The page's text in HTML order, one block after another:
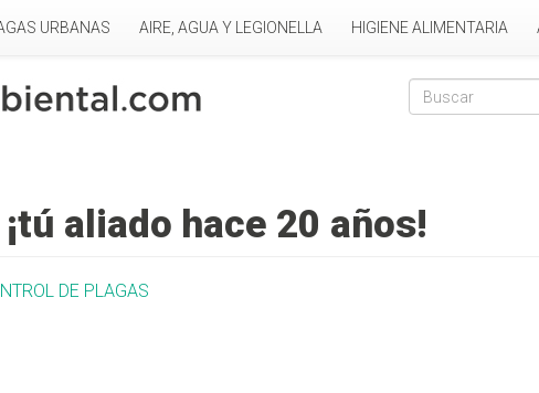
URBANAS AIRE, AGUA Y LEGIONELLA HIGIENE ALIMENTARIA
aliado hace 20 años!
DE PLAGAS